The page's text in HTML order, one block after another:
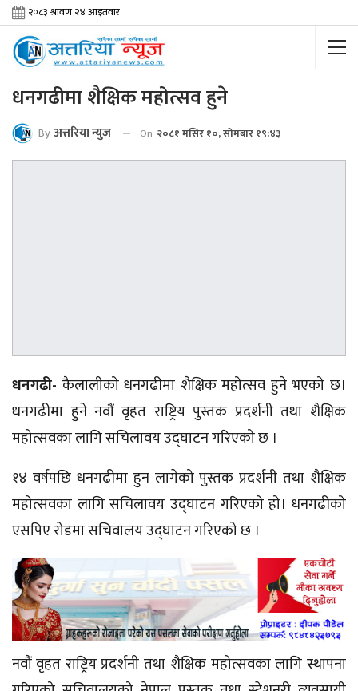
धनगढीमा शैक्षिक महोत्सव हुने
By अत्तरिया न्युज On २०८१ मंसिर १०, सोमबार १९:४३
धनगढी- कैलालीको धनगढीमा शैक्षिक महोत्सव हुने भएको छ।
धनगढीमा हुने नवौं वृहत राष्ट्रिय पुस्तक प्रदर्शनी तथा शैक्षिक
महोत्सवका लागि सचिलावय उद्घाटन गरिएको छ ।
१४ वर्षपछि धनगढीमा हुन लागेको पुस्तक प्रदर्शनी तथा शैक्षिक
महोत्सवका लागि सचिलावय उद्घाटन गरिएको हो। धनगढीको
एसपिए रोडमा सचिवालय उद्घाटन गरिएको छ ।
नवौं वृहत राष्ट्रिय प्रदर्शनी तथा शैक्षिक महोत्सवका लागि स्थापना